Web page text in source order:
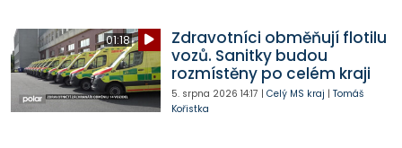
01:18
Zdravotníci obměňují flotilu
vozů. Sanitky budou
rozmístěny po celém kraji
5. srpna 2026 14:17 | Celý MS kraj | Tomáš
Kořistka